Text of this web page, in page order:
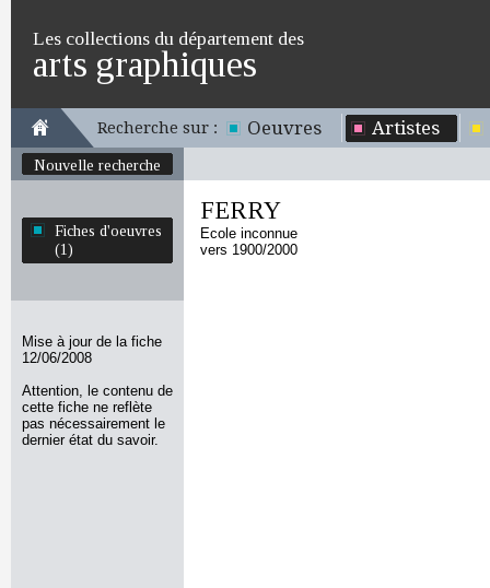
Les collections du département des
arts graphiques
Recherche sur : Oeuvres Artistes
Nouvelle recherche
Fiches d'oeuvres
(1)
Mise à jour de la fiche
12/06/2008
Attention, le contenu de
cette fiche ne reflète
pas nécessairement le
dernier état du savoir.
FERRY
Ecole inconnue
vers 1900/2000